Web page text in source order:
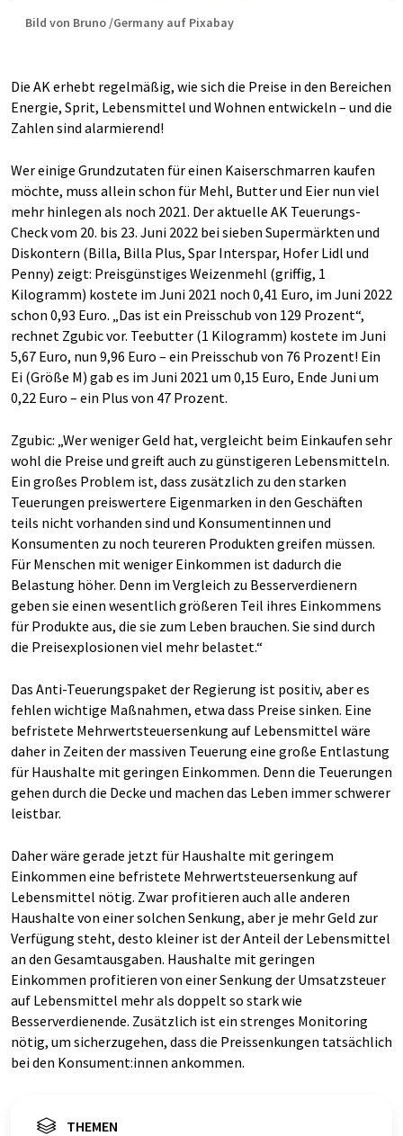
Bild von Bruno /Germany auf Pixabay
Die AK erhebt regelmäßig, wie sich die Preise in den Bereichen
Energie, Sprit, Lebensmittel und Wohnen entwickeln – und die
Zahlen sind alarmierend!
Wer einige Grundzutaten für einen Kaiserschmarren kaufen
möchte, muss allein schon für Mehl, Butter und Eier nun viel
mehr hinlegen als noch 2021. Der aktuelle AK Teuerungs-
Check vom 20. bis 23. Juni 2022 bei sieben Supermärkten und
Diskontern (Billa, Billa Plus, Spar Interspar, Hofer Lidl und
Penny) zeigt: Preisgünstiges Weizenmehl (griffig, 1
Kilogramm) kostete im Juni 2021 noch 0,41 Euro, im Juni 2022
schon 0,93 Euro. „Das ist ein Preisschub von 129 Prozent“,
rechnet Zgubic vor. Teebutter (1 Kilogramm) kostete im Juni
5,67 Euro, nun 9,96 Euro – ein Preisschub von 76 Prozent! Ein
Ei (Größe M) gab es im Juni 2021 um 0,15 Euro, Ende Juni um
0,22 Euro – ein Plus von 47 Prozent.
Zgubic: „Wer weniger Geld hat, vergleicht beim Einkaufen sehr
wohl die Preise und greift auch zu günstigeren Lebensmitteln.
Ein großes Problem ist, dass zusätzlich zu den starken
Teuerungen preiswertere Eigenmarken in den Geschäften
teils nicht vorhanden sind und Konsumentinnen und
Konsumenten zu noch teureren Produkten greifen müssen.
Für Menschen mit weniger Einkommen ist dadurch die
Belastung höher. Denn im Vergleich zu Besserverdienern
geben sie einen wesentlich größeren Teil ihres Einkommens
für Produkte aus, die sie zum Leben brauchen. Sie sind durch
die Preisexplosionen viel mehr belastet.“
Das Anti-Teuerungspaket der Regierung ist positiv, aber es
fehlen wichtige Maßnahmen, etwa dass Preise sinken. Eine
befristete Mehrwertsteuersenkung auf Lebensmittel wäre
daher in Zeiten der massiven Teuerung eine große Entlastung
für Haushalte mit geringen Einkommen. Denn die Teuerungen
gehen durch die Decke und machen das Leben immer schwerer
leistbar.
Daher wäre gerade jetzt für Haushalte mit geringem
Einkommen eine befristete Mehrwertsteuersenkung auf
Lebensmittel nötig. Zwar profitieren auch alle anderen
Haushalte von einer solchen Senkung, aber je mehr Geld zur
Verfügung steht, desto kleiner ist der Anteil der Lebensmittel
an den Gesamtausgaben. Haushalte mit geringen
Einkommen profitieren von einer Senkung der Umsatzsteuer
auf Lebensmittel mehr als doppelt so stark wie
Besserverdienende. Zusätzlich ist ein strenges Monitoring
nötig, um sicherzugehen, dass die Preissenkungen tatsächlich
bei den Konsument:innen ankommen.
THEMEN